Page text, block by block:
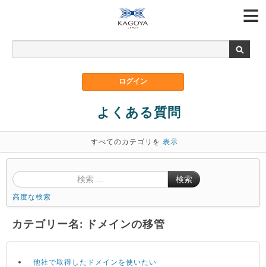
よくある質問
すべてのカテゴリを 表示
検索
高度な検索
カテゴリー名: ドメインの移管
他社で取得したドメインを使いたい